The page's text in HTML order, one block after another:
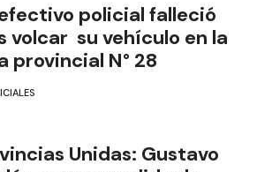
policial falleció
volcar su vehículo en la
provincial N° 28
Unidas: Gustavo